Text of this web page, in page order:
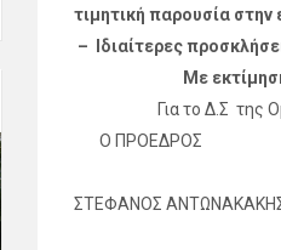
τιμητική παρουσία
– Ιδιαίτερες
Με
Για το Δ.Σ της
Ο ΠΡΟΕΔΡΟΣ
ΣΤΕΦΑΝΟΣ